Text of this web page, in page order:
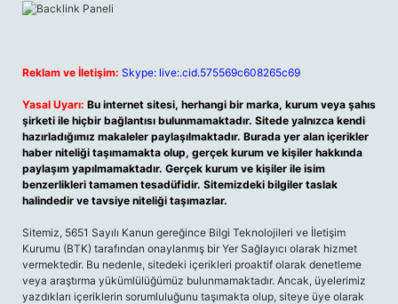
Reklam ve İletişim: Skype: live:.cid.575569c608265c69
Yasal Uyarı: Bu internet sitesi, herhangi bir marka, kurum veya şahıs
şirketi ile hiçbir bağlantısı bulunmamaktadır. Sitede yalnızca kendi
hazırladığımız makaleler paylaşılmaktadır. Burada yer alan içerikler
haber niteliği taşımamakta olup, gerçek kurum ve kişiler hakkında
paylaşım yapılmamaktadır. Gerçek kurum ve kişiler ile isim
benzerlikleri tamamen tesadüfidir. Sitemizdeki bilgiler taslak
halindedir ve tavsiye niteliği taşımazlar.
Sitemiz, 5651 Sayılı Kanun gereğince Bilgi Teknolojileri ve İletişim
Kurumu (BTK) tarafından onaylanmış bir Yer Sağlayıcı olarak hizmet
vermektedir. Bu nedenle, sitedeki içerikleri proaktif olarak denetleme
veya araştırma yükümlülüğümüz bulunmamaktadır. Ancak, üyelerimiz
yazdıkları içeriklerin sorumluluğunu taşımakta olup, siteye üye olarak